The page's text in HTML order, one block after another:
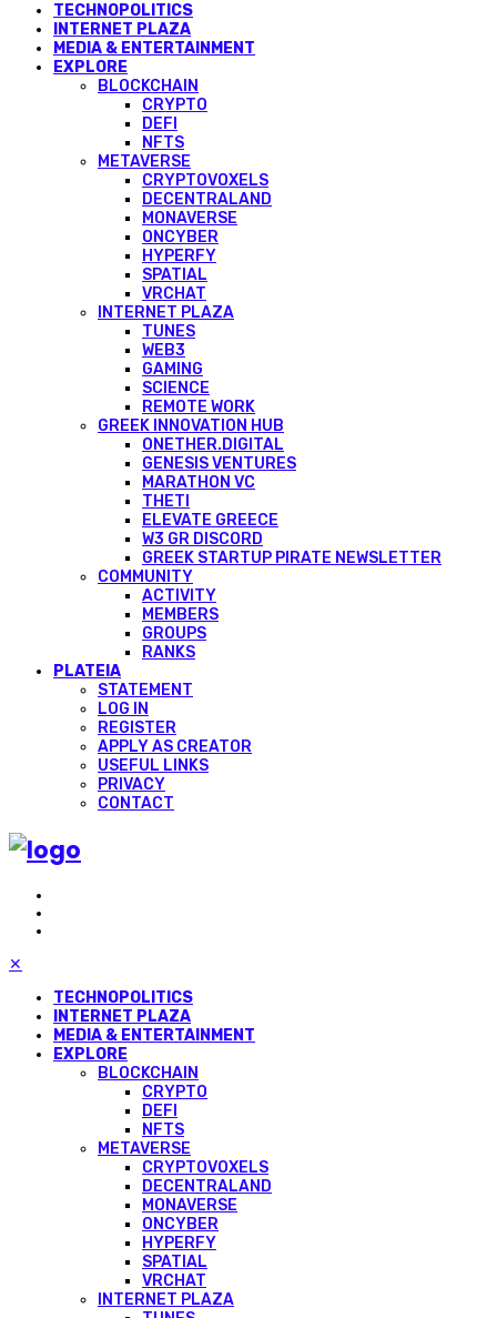
TECHNOPOLITICS
INTERNET PLAZA
MEDIA & ENTERTAINMENT
EXPLORE
BLOCKCHAIN
CRYPTO
DEFI
NFTS
METAVERSE
CRYPTOVOXELS
DECENTRALAND
MONAVERSE
ONCYBER
HYPERFY
SPATIAL
VRCHAT
INTERNET PLAZA
TUNES
WEB3
GAMING
SCIENCE
REMOTE WORK
GREEK INNOVATION HUB
ONETHER.DIGITAL
GENESIS VENTURES
MARATHON VC
THETI
ELEVATE GREECE
W3 GR DISCORD
GREEK STARTUP PIRATE NEWSLETTER
COMMUNITY
ACTIVITY
MEMBERS
GROUPS
RANKS
PLATEIA
STATEMENT
LOG IN
REGISTER
APPLY AS CREATOR
USEFUL LINKS
PRIVACY
CONTACT
✕
TECHNOPOLITICS
INTERNET PLAZA
MEDIA & ENTERTAINMENT
EXPLORE
BLOCKCHAIN
CRYPTO
DEFI
NFTS
METAVERSE
CRYPTOVOXELS
DECENTRALAND
MONAVERSE
ONCYBER
HYPERFY
SPATIAL
VRCHAT
INTERNET PLAZA